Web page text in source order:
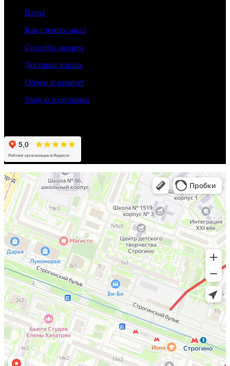
Цены
Как сделать заказ
Способы оплаты
Доставка товара
Обмен и возврат
Уход за изделиями